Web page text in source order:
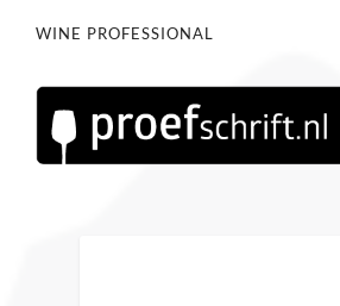
WINE PROFESSIONAL